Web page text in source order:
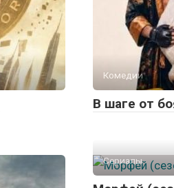
Комедии
В шаге от
Сериалы